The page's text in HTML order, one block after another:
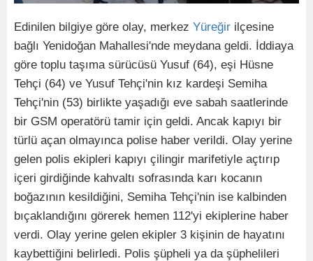
Edinilen bilgiye göre olay, merkez Yüreğir ilçesine
bağlı Yenidoğan Mahallesi'nde meydana geldi. İddiaya
göre toplu taşıma sürücüsü Yusuf (64), eşi Hüsne
Tehçi (64) ve Yusuf Tehçi'nin kız kardeşi Semiha
Tehçi'nin (53) birlikte yaşadığı eve sabah saatlerinde
bir GSM operatörü tamir için geldi. Ancak kapıyı bir
türlü açan olmayınca polise haber verildi. Olay yerine
gelen polis ekipleri kapıyı çilingir marifetiyle açtırıp
içeri girdiğinde kahvaltı sofrasında karı kocanın
boğazının kesildiğini, Semiha Tehçi'nin ise kalbinden
bıçaklandığını görerek hemen 112'yi ekiplerine haber
verdi. Olay yerine gelen ekipler 3 kişinin de hayatını
kaybettiğini belirledi. Polis şüpheli ya da şüphelileri